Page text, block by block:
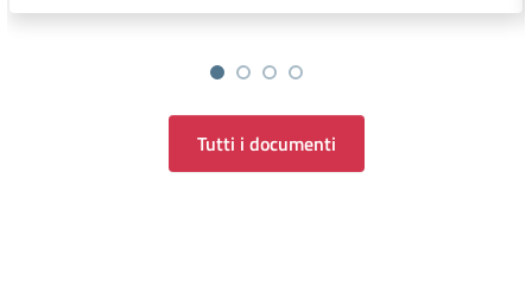
Tutti i documenti